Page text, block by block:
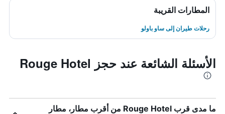
المطارات القريبة
رحلات طيران إلى ساو باولو
الأسئلة الشائعة عند حجز Rouge Hotel
ما مدى قرب Rouge Hotel من أقرب مطار، مطار